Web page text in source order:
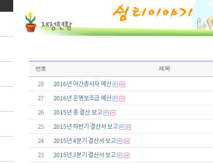
번호 제목
28
2016년 야간종사자 예산
27
2016년 운영보조금 예산
26
2015년 총 결산 보고
25
2015년 하반기 결산서 보고
24
2015년 4분기 결산서 보고
23
2015년 3분기 결산서 보고